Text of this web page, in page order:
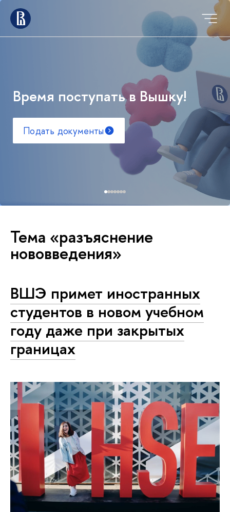
Время поступать в Вышку!
Подать документы
Тема «разъяснение
нововведения»
ВШЭ примет иностранных
студентов в новом учебном
году даже при закрытых
границах